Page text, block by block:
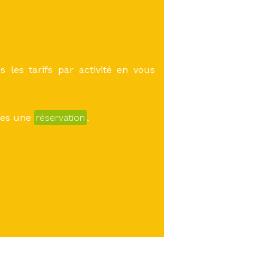
les tarifs par activité en vous
une réservation .